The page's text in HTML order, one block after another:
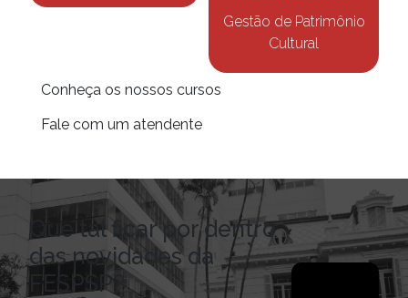
Gestão de Patrimônio
Cultural
Conheça os nossos cursos
Fale com um atendente
Que tal ficar por dentro
das novidades da
FESPSP?